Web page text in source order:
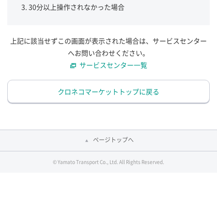
30分以上操作されなかった場合
上記に該当せずこの画面が表示された場合は、サービスセンター
へお問い合わせください。
サービスセンター一覧
クロネコマーケットトップに戻る
ページトップへ
© Yamato Transport Co., Ltd. All Rights Reserved.